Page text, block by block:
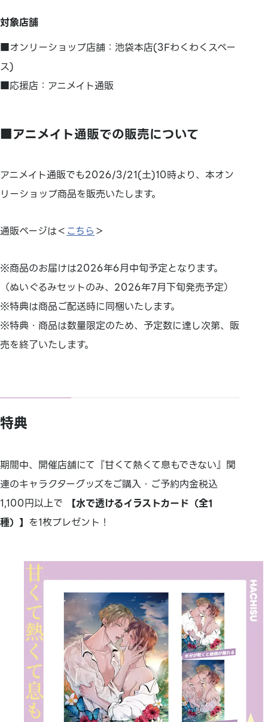
対象店舗
■オンリーショップ店舗：池袋本店(3Fわくわくスペー
ス)
■応援店：アニメイト通販
■アニメイト通販での販売について
アニメイト通販でも2026/3/21(土)10時より、本オン
リーショップ商品を販売いたします。
通販ページは＜ こちら ＞
※商品のお届けは2026年6月中旬予定となります。
（ぬいぐるみセットのみ、2026年7月下旬発売予定）
※特典は商品ご配送時に同梱いたします。
※特典・商品は数量限定のため、予定数に達し次第、販
売を終了いたします。
特典
期間中、開催店舗にて『甘くて熱くて息もできない』関
連のキャラクターグッズをご購入・ご予約内金税込
1,100円以上で
【水で透けるイラストカード（全1
種）】 を1枚プレゼント！